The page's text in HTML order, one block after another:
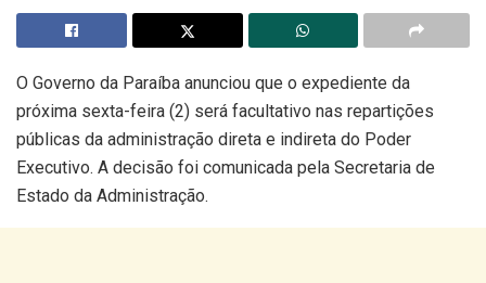
O Governo da Paraíba anunciou que o expediente da
próxima sexta-feira (2) será facultativo nas repartições
públicas da administração direta e indireta do Poder
Executivo. A decisão foi comunicada pela Secretaria de
Estado da Administração.